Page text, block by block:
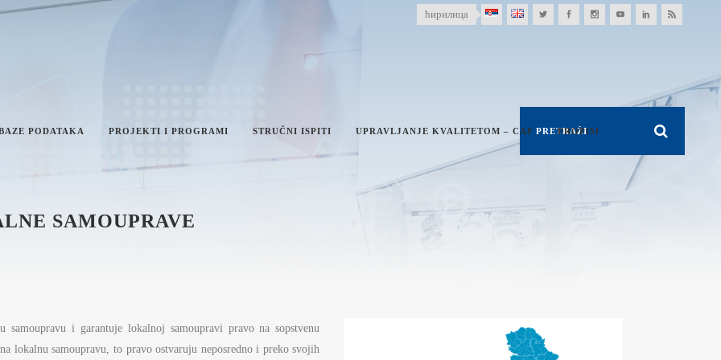
ћирилица
I INTEGRITET
I INFORMACIJE U VEZI
RADA MINISTARSTVA
UPRAVE I LOKALNE
PODATAKA PROJEKTI I PROGRAMI STRUČNI ISPITI UPRAVLJANJE KVALITETOM – CAF PROPISI
SAMOUPRAVE
i garantuje lokalnoj samoupravi pravo na sopstvenu
lokalnu samoupravu, to pravo ostvaruju neposredno i preko svojih